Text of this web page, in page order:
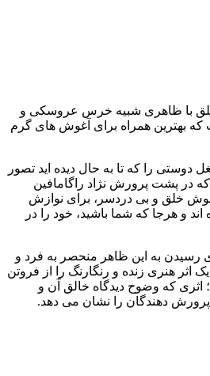
با ظاهری شبیه خرس‌ عروسکی و
بهترین همراه برای آغوش‌ های گرم
دوستی را که تا به حال دیده‌ اید تصور
در پشت پرورش نژاد راگامافین
خلق و بی‌ دردسر، برای نوازش
و هرجا که شما باشید، خود را در
رسیدن به این ظاهر منحصر به‌ فرد و
هنری زنده و رنگارنگ را از فروتن‌
اثری که وضوح دیدگاه خالق آن و
دهندگان را نشان می‌ دهد.